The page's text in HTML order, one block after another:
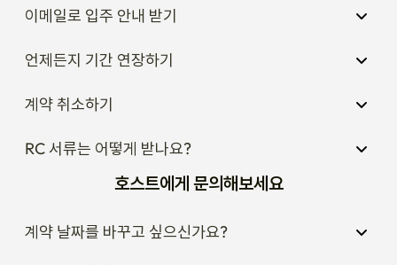
언제든지 기간 연장하기
계약 취소하기
RC 서류는 어떻게 받나요?
호스트에게 문의해보세요
계약 날짜를 바꾸고 싶으신가요?
숙소 주변이 어떤지 궁금하신가요?